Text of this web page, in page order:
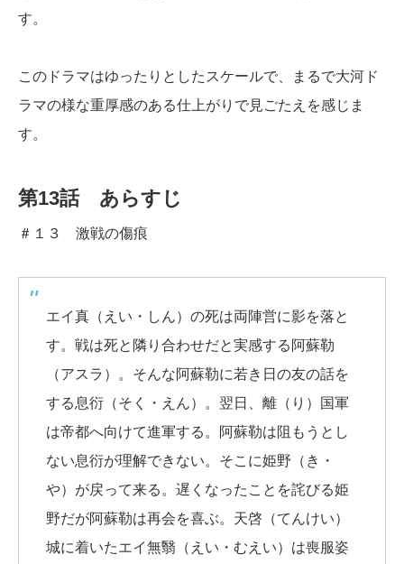
す。
このドラマはゆったりとしたスケールで、まるで大河ド
ラマの様な重厚感のある仕上がりで見ごたえを感じま
す。
第13話 あらすじ
＃１３ 激戦の傷痕
エイ真（えい・しん）の死は両陣営に影を落と
す。戦は死と隣り合わせだと実感する阿蘇勒
（アスラ）。そんな阿蘇勒に若き日の友の話を
する息衍（そく・えん）。翌日、離（り）国軍
は帝都へ向けて進軍する。阿蘇勒は阻もうとし
ない息衍が理解できない。そこに姫野（き・
や）が戻って来る。遅くなったことを詫びる姫
野だが阿蘇勒は再会を喜ぶ。天啓（てんけい）
城に着いたエイ無翳（えい・むえい）は喪服姿